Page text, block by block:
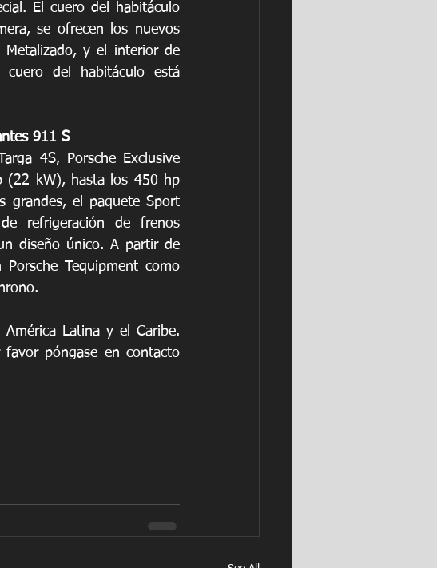
El cuero del habitáculo
se ofrecen los nuevos
Metalizado, y el interior de
del habitáculo está
911 S
4S, Porsche Exclusive
(22 kW), hasta los 450 hp
grandes, el paquete Sport
refrigeración de frenos
diseño único. A partir de
Tequipment como
Latina y el Caribe.
favor póngase en contacto